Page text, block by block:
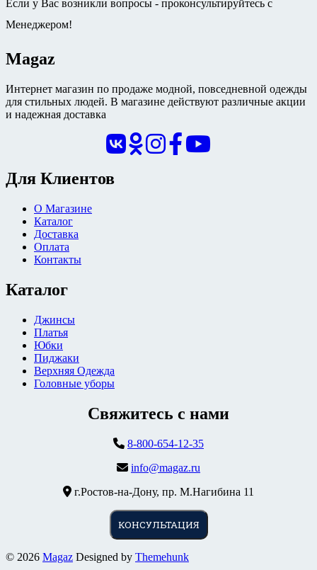
Если у Вас возникли вопросы - проконсультируйтесь с
Менеджером!
Magaz
Интернет магазин по продаже модной, повседневной одежды
для стильных людей. В магазине действуют различные акции
и надежная доставка
Для Клиентов
О Магазине
Каталог
Доставка
Оплата
Контакты
Каталог
Джинсы
Платья
Юбки
Пиджаки
Верхняя Одежда
Головные уборы
Свяжитесь с нами
8-800-654-12-35
info@magaz.ru
г.Ростов-на-Дону, пр. М.Нагибина 11
КОНСУЛЬТАЦИЯ
© 2026 Magaz Designed by Themehunk